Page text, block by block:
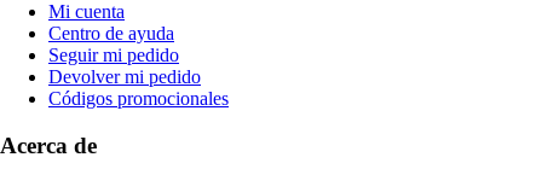
Mi cuenta
Centro de ayuda
Seguir mi pedido
Devolver mi pedido
Códigos promocionales
Acerca de